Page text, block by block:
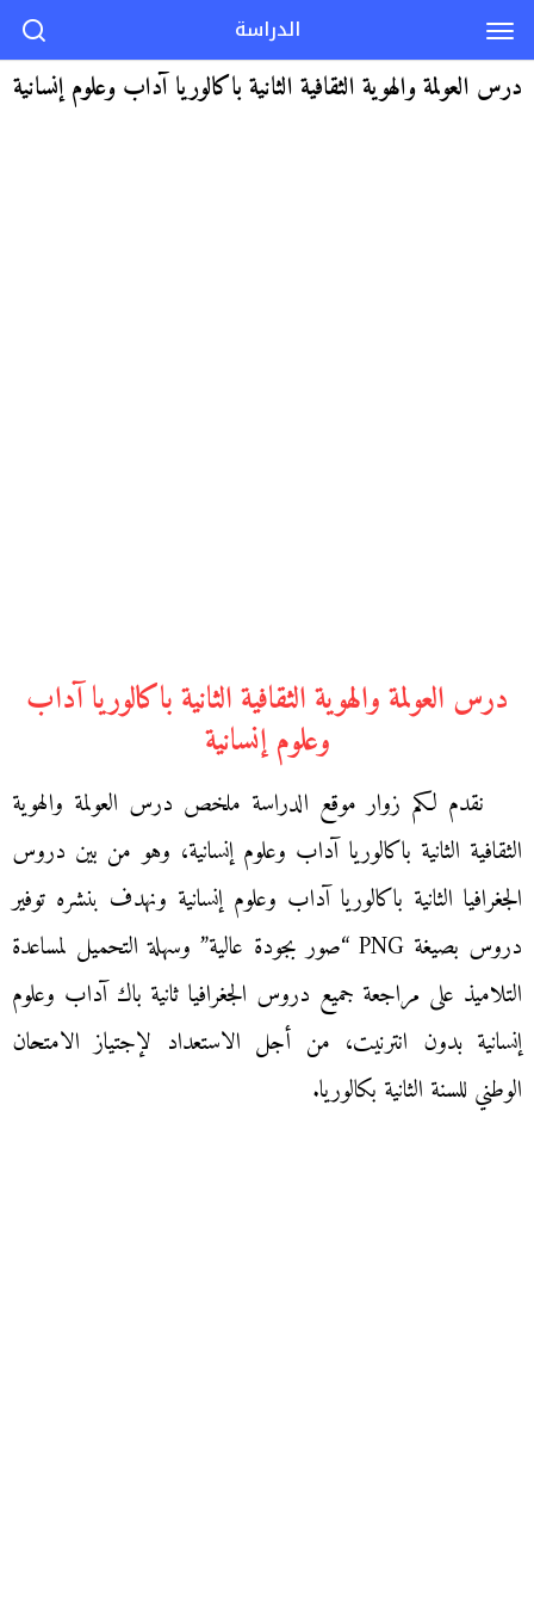
درس العولمة والهوية الثقافية الثانية باكالوريا آداب وعلوم إنسانية
درس العولمة والهوية الثقافية الثانية باكالوريا آداب
وعلوم إنسانية
نقدم لكم زوار موقع الدراسة ملخص درس العولمة والهوية
الثقافية الثانية باكالوريا آداب وعلوم إنسانية، وهو من بين دروس
الجغرافيا الثانية باكالوريا آداب وعلوم إنسانية ونهدف بنشره توفير
دروس بصيغة PNG “صور بجودة عالية” وسهلة التحميل لمساعدة
التلاميذ على مراجعة جميع دروس الجغرافيا ثانية باك آداب وعلوم
إنسانية بدون انترنيت، من أجل الاستعداد لإجتياز الامتحان
الوطني للسنة الثانية بكالوريا.
الدراسة